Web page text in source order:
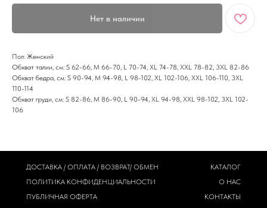
Нет в наличии
Пол: Женский
Обхват талии, см: S 62-66, M 66-70, L 70-74, XL 74-78, XXL 78-82, 3XL 82-86
Обхват бедра, см: S 90-94, M 94-98, L 98-102, XL 102-106, XXL 106-110, 3XL
110-114
Обхват груди, см: S 82-86, M 86-90, L 90-94, XL 94-98, XXL 98-102, 3XL 102-
106
ДОСТАВКА / ОПЛАТА / ВОЗВРАТ/ ОБМЕН
ПОЛИТИКА КОНФИДЕНЦИАЛЬНОСТИ
ПУБЛИЧНАЯ ОФЕРТА
КАТАЛОГ
О НАС
КОНТАКТЫ